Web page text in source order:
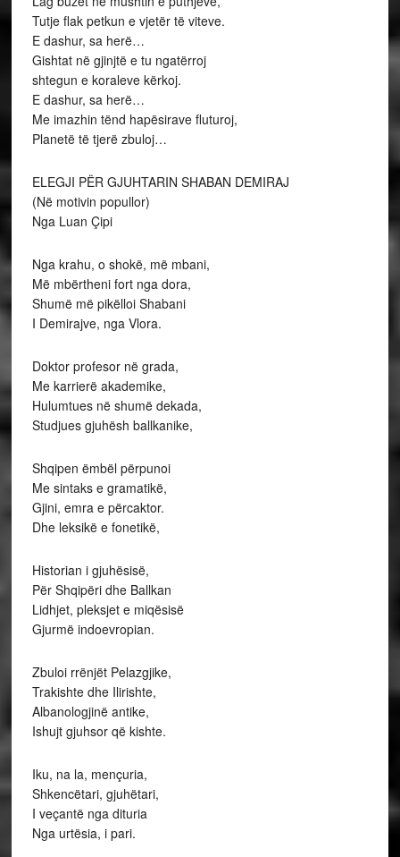
Tutje flak petkun e vjetër të viteve.
E dashur, sa herë…
Gishtat në gjinjtë e tu ngatërroj
shtegun e koraleve kërkoj.
E dashur, sa herë…
Me imazhin tënd hapësirave fluturoj,
Planetë të tjerë zbuloj…
ELEGJI PËR GJUHTARIN SHABAN DEMIRAJ
(Në motivin popullor)
Nga Luan Çipi
Nga krahu, o shokë, më mbani,
Më mbërtheni fort nga dora,
Shumë më pikëlloi Shabani
I Demirajve, nga Vlora.
Doktor profesor në grada,
Me karrierë akademike,
Hulumtues në shumë dekada,
Studjues gjuhësh ballkanike,
Shqipen ëmbël përpunoi
Me sintaks e gramatikë,
Gjini, emra e përcaktor.
Dhe leksikë e fonetikë,
Historian i gjuhësisë,
Për Shqipëri dhe Ballkan
Lidhjet, pleksjet e miqësisë
Gjurmë indoevropian.
Zbuloi rrënjët Pelazgjike,
Trakishte dhe Ilirishte,
Albanologjinë antike,
Ishujt gjuhsor që kishte.
Iku, na la, mençuria,
Shkencëtari, gjuhëtari,
I veçantë nga dituria
Nga urtësia, i pari.